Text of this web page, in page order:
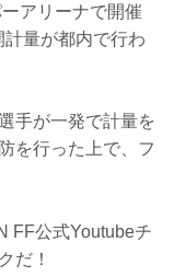
アリーナで開催
量が都内で行わ
手が一発で計量を
を行った上で、フ
FF公式Youtubeチ
だ！